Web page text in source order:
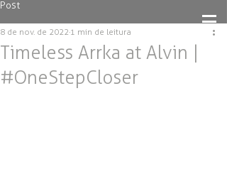
Post
Timeless Arrka at Alvin |
#OneStepCloser
8 de nov. de 2022 1 min de leitura